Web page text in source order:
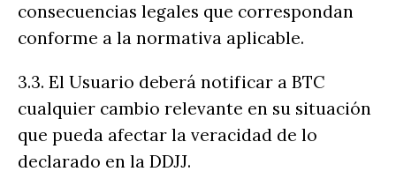
consecuencias legales que correspondan
conforme a la normativa aplicable.
3.3. El Usuario deberá notificar a BTC
cualquier cambio relevante en su situación
que pueda afectar la veracidad de lo
declarado en la DDJJ.